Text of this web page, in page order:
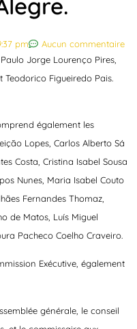
pm
Aucun commentaire
Jorge Lourenço Pires,
Teodorico Figueiredo Pais.
également les
Lopes, Carlos Alberto Sá
Costa, Cristina Isabel Sousa
Nunes, Maria Isabel Couto
Fernandes Thomaz,
de Matos, Luís Miguel
Pacheco Coelho Craveiro.
Exécutive, également
générale, le conseil